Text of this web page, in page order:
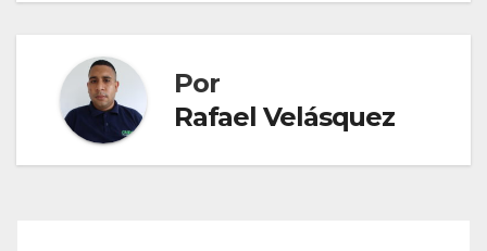
Por
Rafael Velásquez